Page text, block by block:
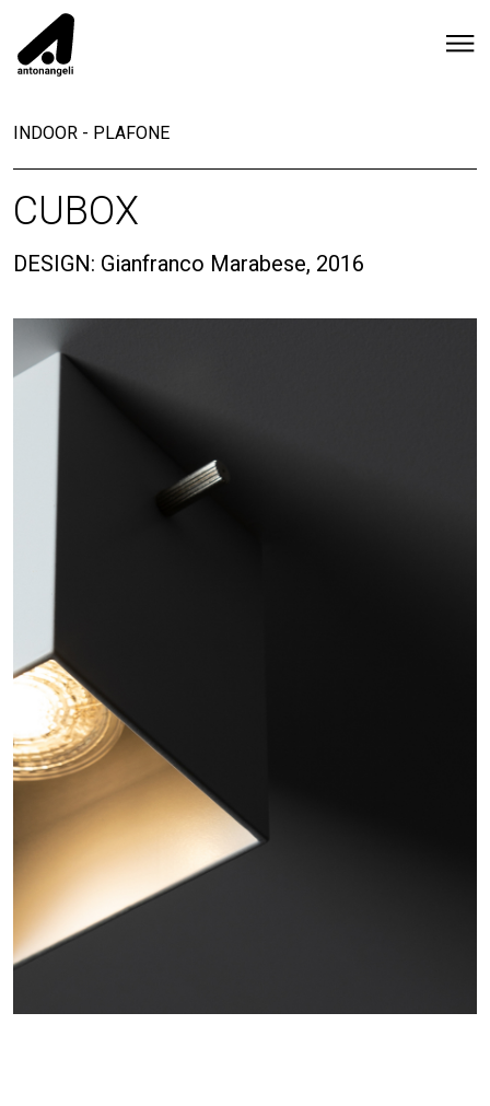
INDOOR - PLAFONE
CUBOX
DESIGN: Gianfranco Marabese, 2016